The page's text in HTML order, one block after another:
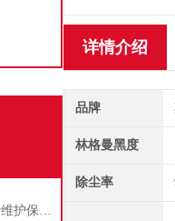
车间除尘吸尘器如何进行维护保养？
详情介绍
品牌
林格曼黑度
除尘率